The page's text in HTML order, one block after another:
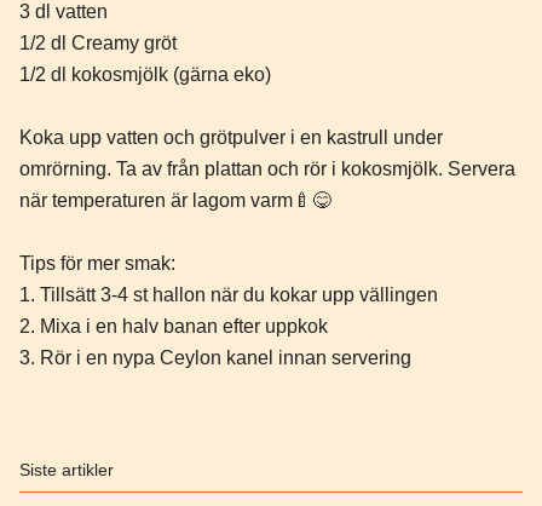
3 dl vatten
1/2 dl Creamy gröt
1/2 dl kokosmjölk (gärna eko)
Koka upp vatten och grötpulver i en kastrull under
omrörning. Ta av från plattan och rör i kokosmjölk. Servera
när temperaturen är lagom varm🍼😋
Tips för mer smak:
1. Tillsätt 3-4 st hallon när du kokar upp vällingen
2. Mixa i en halv banan efter uppkok
3. Rör i en nypa Ceylon kanel innan servering
Siste artikler